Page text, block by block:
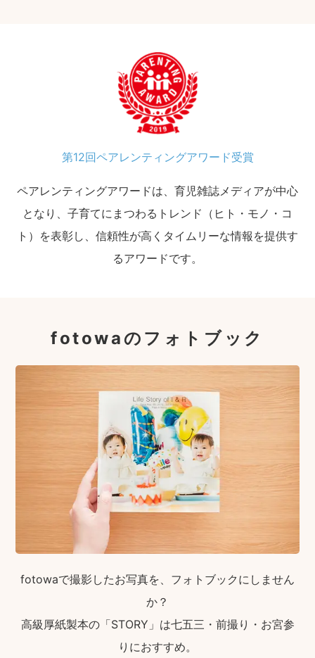
第12回ペアレンティングアワード受賞
ペアレンティングアワードは、育児雑誌メディアが中心
となり、子育てにまつわるトレンド（ヒト・モノ・コ
ト）を表彰し、信頼性が高くタイムリーな情報を提供す
るアワードです。
fotowaのフォトブック
fotowaで撮影したお写真を、フォトブックにしません
か？
高級厚紙製本の「STORY」は七五三・前撮り・お宮参
りにおすすめ。